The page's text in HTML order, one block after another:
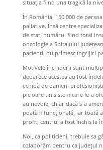
situația fiind una tragică la
În România, 150.000 de
paliative. Însă centre
de stat, numărul fiind total
oncologie a Spitalului
pacienții nu primesc îngrijiri
Motivele închiderii sunt
deoarece acestea au fost
echipă de oameni
picioare un sistem care le-a
au nevoie, chiar dacă s-a
poată fi funcțională, iar toată
profit, centrul a fost închis la
Noi, ca politicieni, trebuie sa
colaborăm pentru ca județul